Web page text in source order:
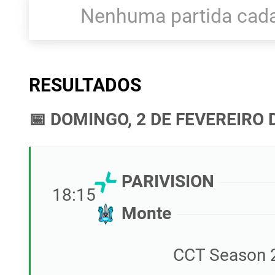
Nenhuma partida
RESULTADOS
📅 DOMINGO, 2 DE FEVEREIRO
18:15
PARIVISION
Monte
CCT Season